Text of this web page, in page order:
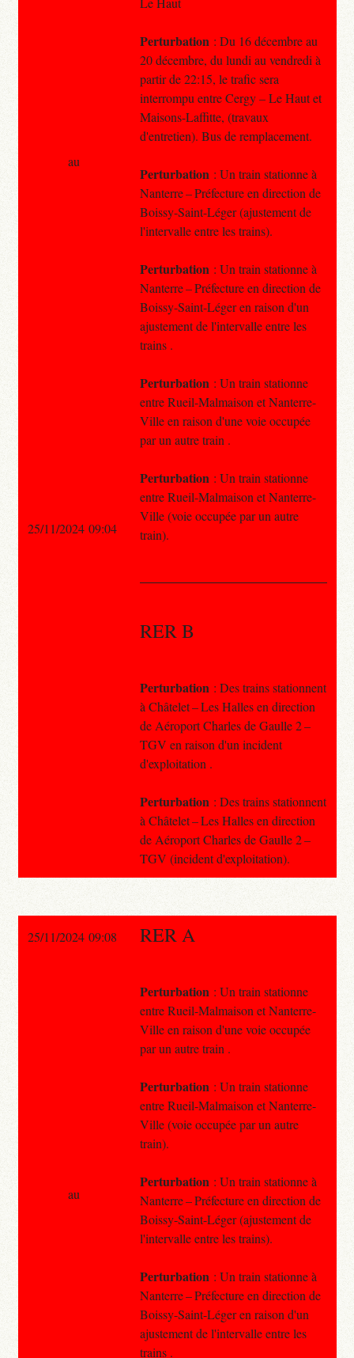
Perturbation : Du 16 décembre au
20 décembre, du lundi au vendredi à
partir de 22:15, le trafic sera
interrompu entre Cergy – Le Haut et
Maisons-Laffitte, (travaux
d'entretien). Bus de remplacement.
Perturbation : Un train stationne à
Nanterre – Préfecture en direction de
Boissy-Saint-Léger (ajustement de
l'intervalle entre les trains).
Perturbation : Un train stationne à
Nanterre – Préfecture en direction de
Boissy-Saint-Léger en raison d'un
ajustement de l'intervalle entre les
trains .
Perturbation : Un train stationne
entre Rueil-Malmaison et Nanterre-
Ville en raison d'une voie occupée
par un autre train .
Perturbation : Un train stationne
entre Rueil-Malmaison et Nanterre-
Ville (voie occupée par un autre
train).
RER B
Perturbation : Des trains stationnent
à Châtelet – Les Halles en direction
de Aéroport Charles de Gaulle 2 –
TGV en raison d'un incident
d'exploitation .
Perturbation : Des trains stationnent
à Châtelet – Les Halles en direction
de Aéroport Charles de Gaulle 2 –
TGV (incident d'exploitation).
au
25/11/2024 09:04
25/11/2024 09:08 RER A
Perturbation : Un train stationne
entre Rueil-Malmaison et Nanterre-
Ville en raison d'une voie occupée
par un autre train .
Perturbation : Un train stationne
entre Rueil-Malmaison et Nanterre-
Ville (voie occupée par un autre
train).
Perturbation : Un train stationne à
Nanterre – Préfecture en direction de
Boissy-Saint-Léger (ajustement de
l'intervalle entre les trains).
Perturbation : Un train stationne à
Nanterre – Préfecture en direction de
Boissy-Saint-Léger en raison d'un
ajustement de l'intervalle entre les
trains .
au